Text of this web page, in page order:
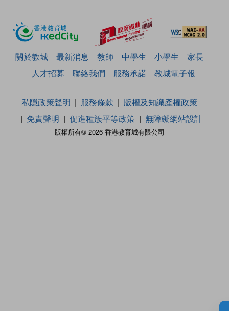
關於教城 最新消息 教師 中學生 小學生
家長
人才招募
聯絡我們 服務承諾 教城電子報
版權所有© 2026 香港教育城有限公司
私隱政策聲明 服務條款
版權及知識產權政策
免責聲明
促進種族平等政策 無障礙網站設計